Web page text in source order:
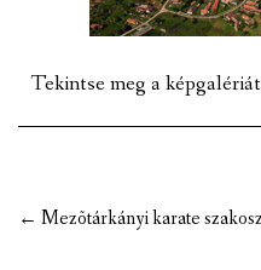
TÁRSULÁS
HIRDETMÉNYEK
Tekintse meg a
Post
← Mezõtárkányi karate